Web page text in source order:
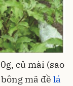
củ mài (sao
mã đề lá